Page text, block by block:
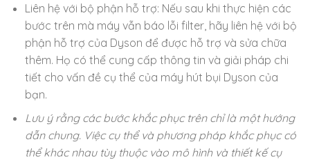
Liên hệ với bộ phận hỗ trợ: Nếu sau khi thực hiện các
bước trên mà máy vẫn báo lỗi filter, hãy liên hệ với bộ
phận hỗ trợ của Dyson để được hỗ trợ và sửa chữa
thêm. Họ có thể cung cấp thông tin và giải pháp chi
tiết cho vấn đề cụ thể của máy hút bụi Dyson của
bạn.
Lưu ý rằng các bước khắc phục trên chỉ là một hướng
dẫn chung. Việc cụ thể và phương pháp khắc phục có
thể khác nhau tùy thuộc vào mô hình và thiết kế cụ